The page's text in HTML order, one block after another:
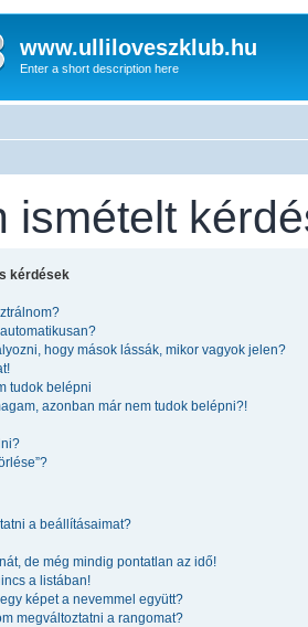
www.ulliloveszklub.hu
Enter a short description here
ismételt
kérdések
hogy mások lássák, mikor vagyok jelen?
tudok belépni
azonban már nem tudok belépni?!
a beállításaimat?
de még mindig pontatlan az idő!
a listában!
képet a nevemmel együtt?
megváltoztatni a rangomat?